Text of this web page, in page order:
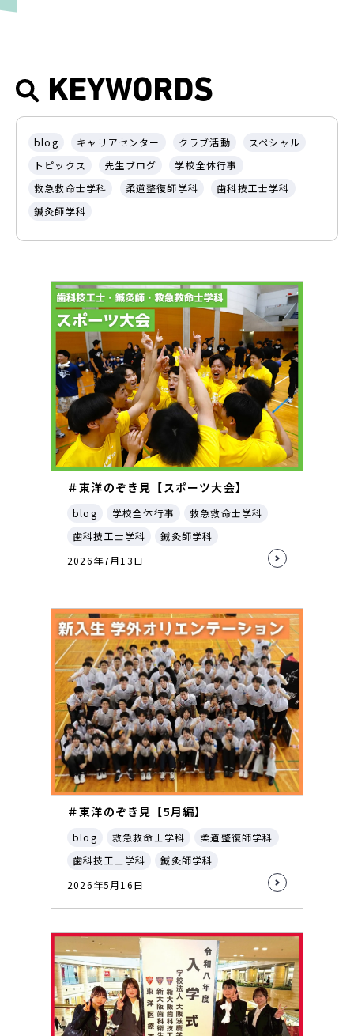
KEYWORDS
blog キャリアセンター クラブ活動
スペシャル
トピックス
先生ブログ
学校全体行事
救急救命士学科
柔道整復師学科
歯科技工士学科
鍼灸師学科
＃東洋のぞき見【スポーツ大会】
blog 学校全体行事
救急救命士学科
歯科技工士学科
鍼灸師学科
2026年7月13日
＃東洋のぞき見【5月編】
blog 救急救命士学科
柔道整復師学科
歯科技工士学科
鍼灸師学科
2026年5月16日